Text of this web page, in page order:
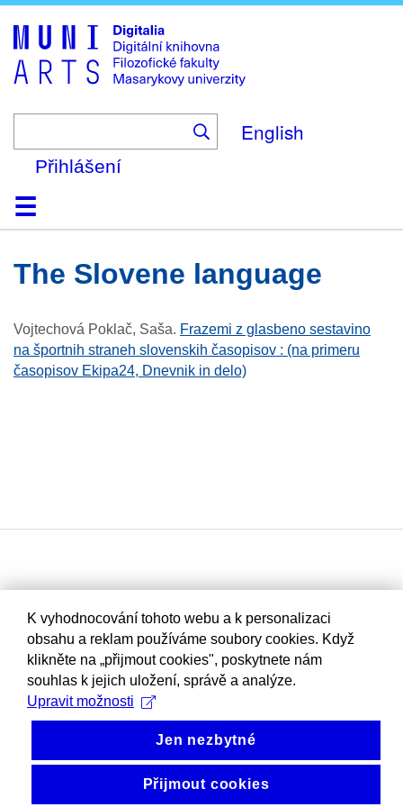
to
main
content
English
Přihlášení
DomůKolekce
Prohlížení
Vyhledávání
O platformě
Nápověda
KontaktDigitalia
the Slovene language
Vojtechová Poklač, Saša. Frazemi z glasbeno sestavino
na športnih straneh slovenskih časopisov : (na primeru
časopisov Ekipa24, Dnevnik in delo)
K vyhodnocování tohoto webu a k personalizaci
obsahu a reklam používáme soubory cookies. Když
klikněte na „přijmout cookies", poskytnete nám
souhlas k jejich uložení, správě a analýze.
Upravit možnosti
Jen nezbytné
Přijmout cookies